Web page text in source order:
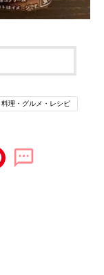
料理・グルメ・レシピ